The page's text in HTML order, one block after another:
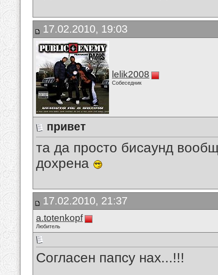
17.02.2010, 19:03
lelik2008
Собеседник
привет
та да просто бисаунд
дохрена
17.02.2010, 21:37
a.totenkopf
Любитель
Согласен папсу нах...!!!